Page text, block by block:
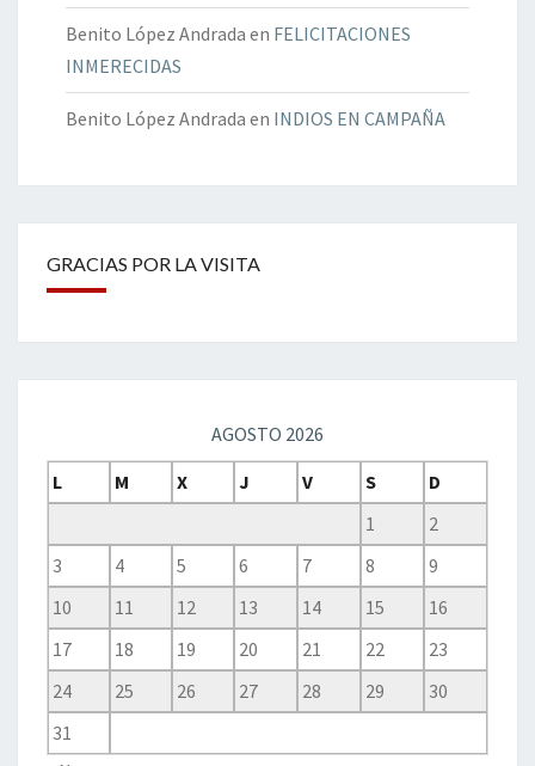
Benito López Andrada en FELICITACIONES
INMERECIDAS
Benito López Andrada en INDIOS EN CAMPAÑA
GRACIAS POR LA VISITA
AGOSTO 2026
L
M X J V S
D
1
2
3
4 5 6 7 8
9
10
11 12 13 14 15
16
17
18 19 20 21 22
23
24
25 26 27 28 29
30
31